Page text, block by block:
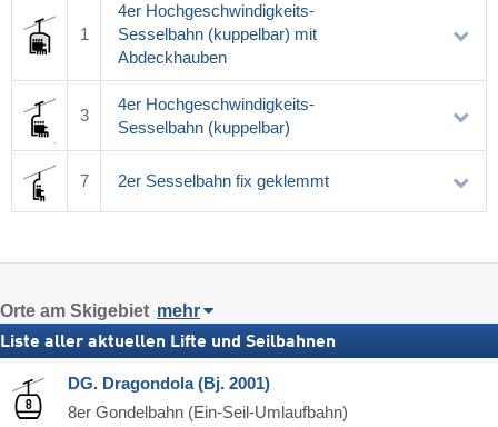
1
4er Hochgeschwindigkeits-
Sesselbahn (kuppelbar) mit
Abdeckhauben
3
4er Hochgeschwindigkeits-
Sesselbahn (kuppelbar)
7 2er Sesselbahn fix geklemmt
Orte am Skigebiet mehr
Liste aller aktuellen Lifte und Seilbahnen
DG. Dragondola (Bj. 2001)
8er Gondelbahn (Ein-Seil-Umlaufbahn)